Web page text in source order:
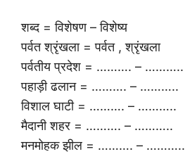
शब्द = विशेषण – विशेष्य
पर्वत श्रृंखला = पर्वत , श्रृंखला
पर्वतीय प्रदेश = ………. – ………..
पहाड़ी ढलान = ………. – ………..
विशाल घाटी = ………. – ………..
मैदानी शहर = ………. – ………..
मनमोहक झील = ………. – ………..